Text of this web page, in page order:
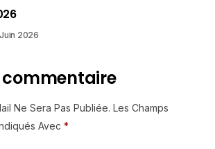
2026
commentaire
Ne Sera Pas Publiée. Les Champs
Avec *